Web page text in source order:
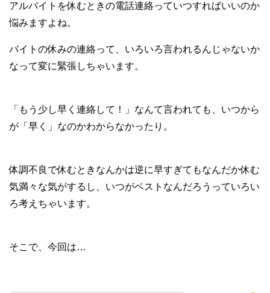
アルバイトを休むときの電話連絡っていつすればいいのか
悩みますよね。
バイトの休みの連絡って、いろいろ言われるんじゃないか
なって変に緊張しちゃいます。
「もう少し早く連絡して！」なんて言われても、いつから
が「早く」なのかわからなかったり。
体調不良で休むときなんかは逆に早すぎてもなんだか休む
気満々な気がするし、いつがベストなんだろうっていろい
ろ考えちゃいます。
そこで、今回は…